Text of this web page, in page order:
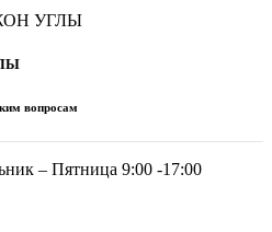
вопросам
– Пятница 9:00 -17:00